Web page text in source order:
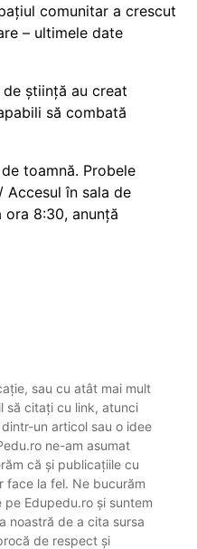
comunitar a crescut
– ultimele date
de știință au creat
să combată
toamnă. Probele
Accesul în sala de
ora 8:30, anunță
sau cu atât mai mult
să citați cu link, atunci
un articol sau o idee
ne-am asumat
că și publicațiile cu
face la fel. Ne bucurăm
Edupedu.ro și suntem
noastră de a cita sursa
de respect și